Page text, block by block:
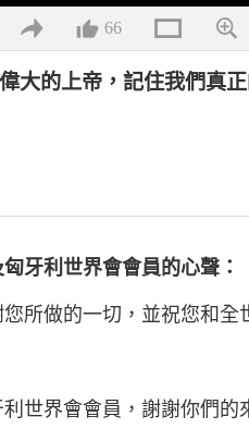
66
大的上帝，記住我們真正
牙利世界會會員的心聲：
所做的一切，並祝您和
世界會會員，謝謝你們的